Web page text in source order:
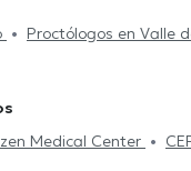
Proctólogos en Valle
Medical Center